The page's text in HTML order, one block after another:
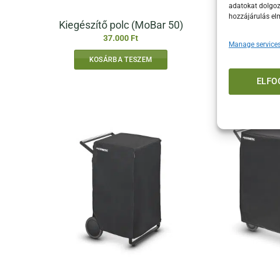
adatokat
hozzájárulás
Manage
Kiegészítő polc (MoBar 50)
37.000 Ft
KOSÁRBA TESZEM